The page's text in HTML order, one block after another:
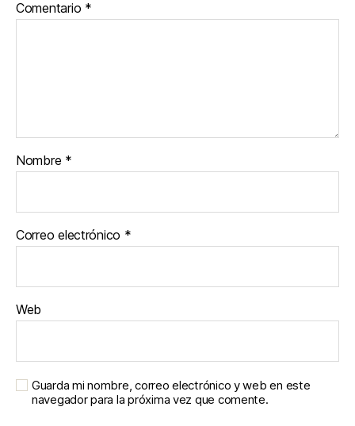
Comentario *
Nombre *
Correo electrónico *
Web
Guarda mi nombre, correo electrónico y web en este
navegador para la próxima vez que comente.